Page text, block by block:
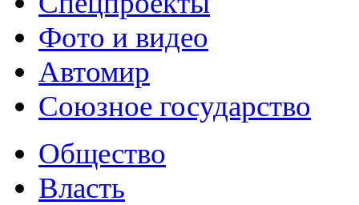
Фото и видео
Автомир
Союзное государство
Общество
Власть